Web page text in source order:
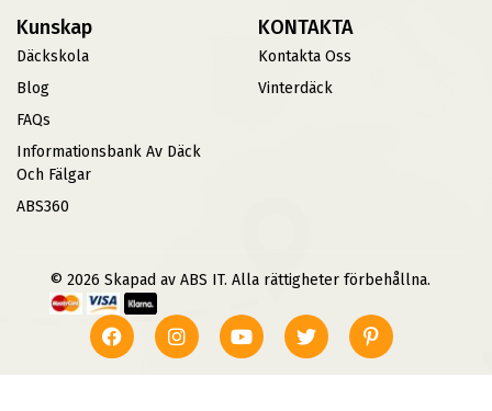
Kunskap
Däckskola
Blog
FAQs
Informationsbank Av Däck
Och Fälgar
ABS360
KONTAKTA
Kontakta Oss
Vinterdäck
© 2026 Skapad av ABS IT. Alla rättigheter förbehållna.